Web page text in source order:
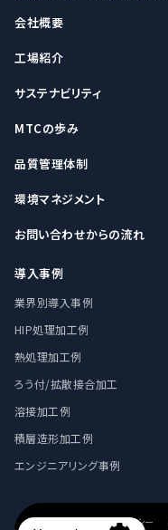
会社概要
工場紹介
サステナビリティ
MTCの歩み
品質管理体制
環境マネジメント
お問い合わせからの流れ
導入事例
業界別導入事例
HIP処理加工例
熱処理加工例
ろう付/拡散接合加工
溶接加工例
積層造形加工例
エンジニアリング事例
プライバシーポリシー